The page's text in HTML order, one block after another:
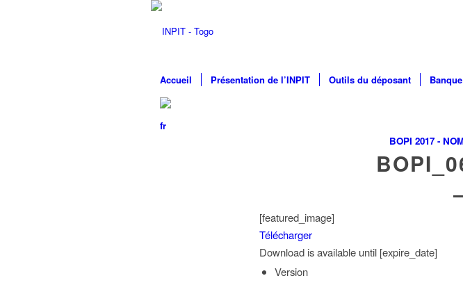
Accueil Présentation de l’INPIT Outils du déposant
BOPI 2017 -
[featured_image]
Télécharger
Download is available until [expire_date]
Version